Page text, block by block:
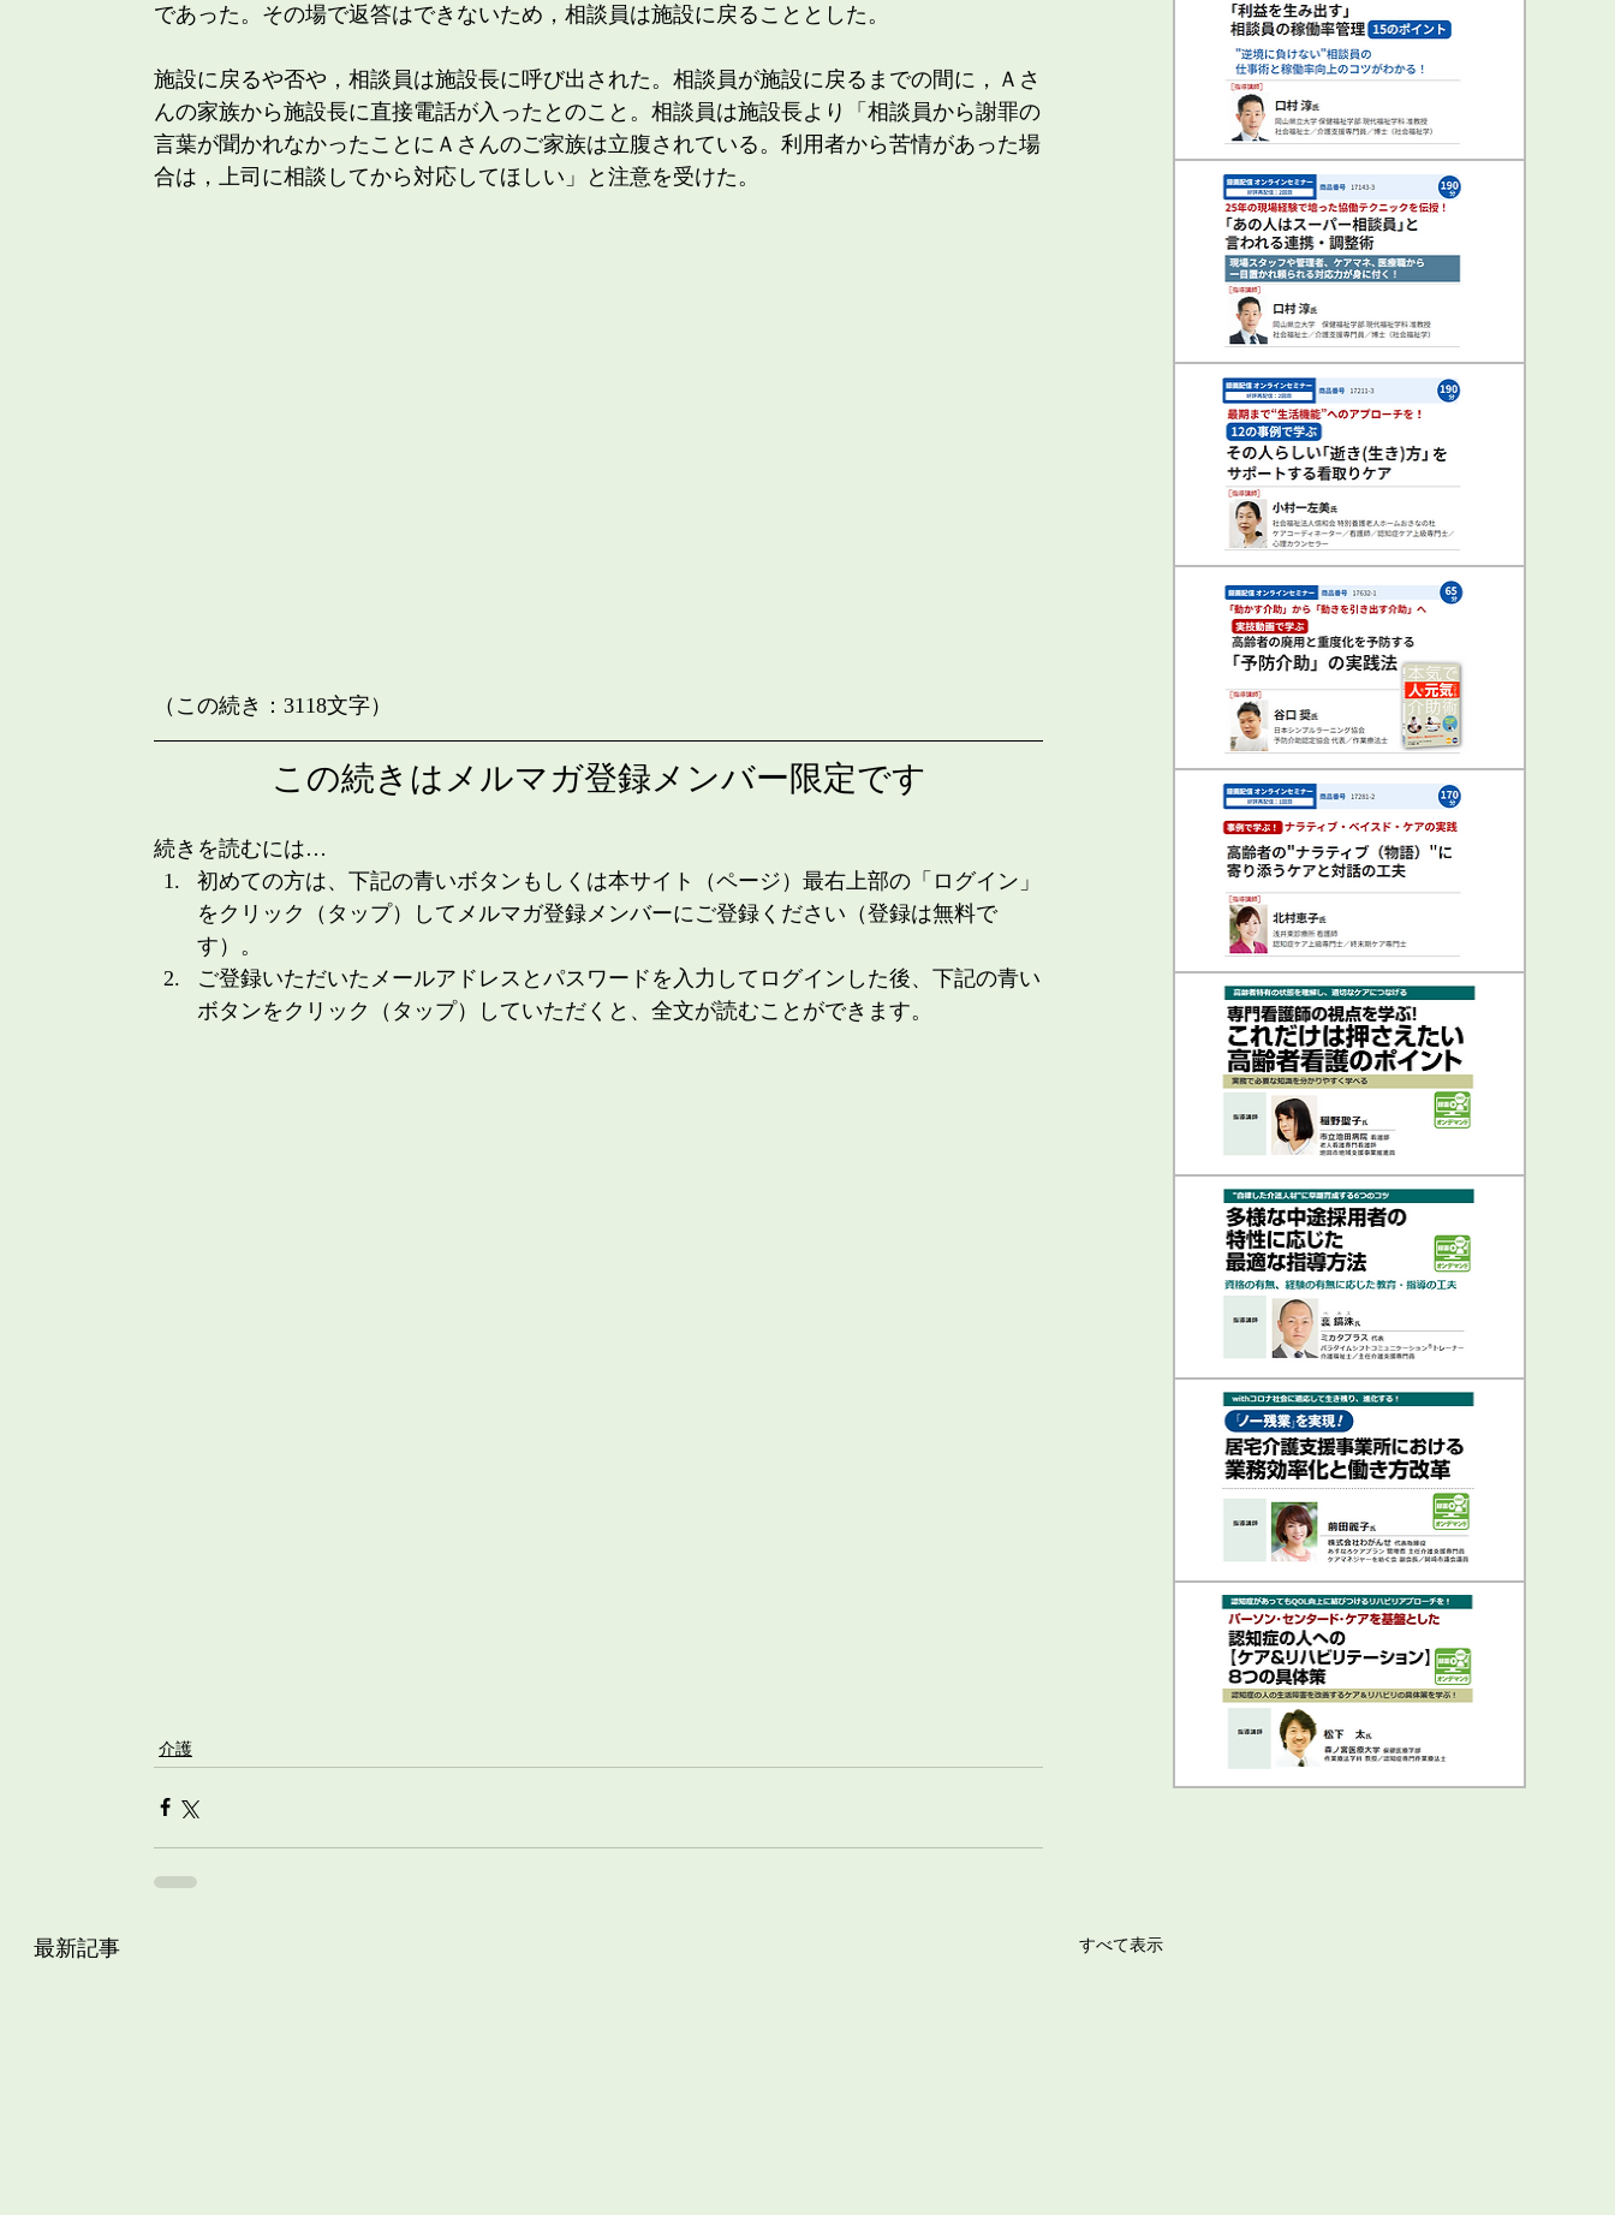
であった。その場で返答はできないため，相談員は施設に戻ることとした。
施設に戻るや否や，相談員は施設長に呼び出された。相談員が施設に戻るまでの間に，Ａさ
んの家族から施設長に直接電話が入ったとのこと。相談員は施設長より「相談員から謝罪の
言葉が聞かれなかったことにＡさんのご家族は立腹されている。利用者から苦情があった場
合は，上司に相談してから対応してほしい」と注意を受けた。
（この続き：3118文字）
この続きはメルマガ登録メンバー限定です
続きを読むには…
初めての方は、下記の青いボタンもしくは本サイト（ページ）最右上部の「ログイン」
をクリック（タップ）してメルマガ登録メンバーにご登録ください（登録は無料で
す）。
ご登録いただいたメールアドレスとパスワードを入力してログインした後、下記の青い
ボタンをクリック（タップ）していただくと、全文が読むことができます。
介護
最新記事 すべて表示